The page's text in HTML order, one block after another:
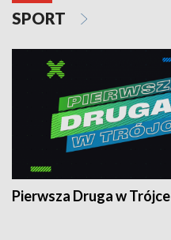
SPORT
Pierwsza Druga w Trójce